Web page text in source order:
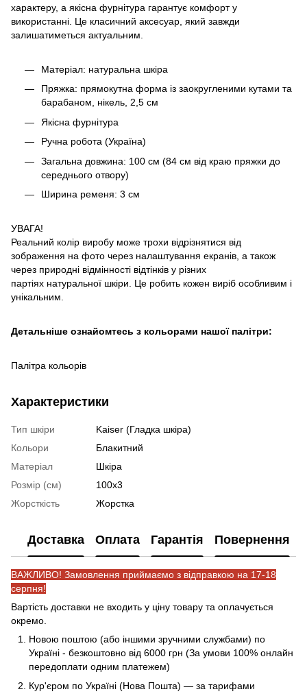
характеру, а якісна фурнітура гарантує комфорт у
використанні. Це класичний аксесуар, який завжди
залишатиметься актуальним.
Матеріал: натуральна шкіра
Пряжка: прямокутна форма із заокругленими кутами та
барабаном, нікель, 2,5 см
Якісна фурнітура
Ручна робота (Україна)
Загальна довжина: 100 см (84 см від краю пряжки до
середнього отвору)
Ширина ременя: 3 см
УВАГА!
Реальний колір виробу може трохи відрізнятися від
зображення на фото через налаштування екранів, а також
через природні відмінності відтінків у різних
партіях натуральної шкіри. Це робить кожен виріб особливим і
унікальним.
Детальніше ознайомтесь з кольорами нашої палітри:
Палітра кольорів
Характеристики
Тип шкіри
Kaiser (Гладка шкіра)
Кольори
Блакитний
Матеріал
Шкіра
Розмір (см)
100х3
Жорсткість
Жорстка
Доставка Оплата Гарантія Повернення
ВАЖЛИВО! Замовлення приймаємо з відправкою на 17-18
серпня!
Вартість доставки не входить у ціну товару та оплачується
окремо.
Новою поштою (або іншими зручними службами) по
Україні - безкоштовно від 6000 грн (За умови 100% онлайн
передоплати одним платежем)
Кур'єром по Україні (Нова Пошта) — за тарифами